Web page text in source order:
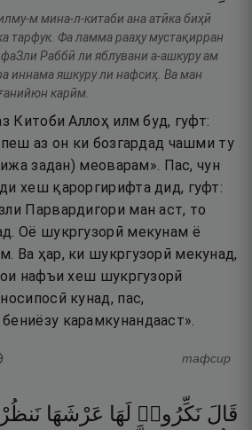
м мина-л-китаби ана атӣка биҳӣ
тарфук. Фа ламма рааҳу мустақирран
Раббӣ ли яблувани а-ашкуру ам
иннама яшкуру ли нафсиҳ. Ва ман
карӣм.
Китоби Аллоҳ илм буд, гуфт:
аз он ки бозгардад чашми ту
задан) меоварам». Пас, чун
хеш қароргирифта дид, гуфт:
Парвардигори ман аст, то
Оё шукргузорӣ мекунам ё
Ва ҳар, ки шукргузорӣ мекунад,
нафъи хеш шукргузорӣ
кунад, пас,
карамкунандааст».
тафсир
قَالَ نَكِّرُوا۟ لَهَا عَرْشَهَا نَنظُرْ